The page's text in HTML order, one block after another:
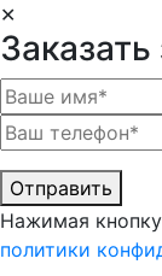
✕
Отправить
Нажимая
политики